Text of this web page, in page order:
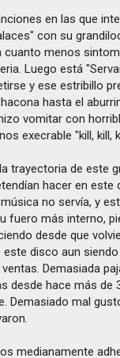
en las que
con su
cuanto menos
Luego está
y ese estribillo
hasta el
vomitar con
execrable "kill, kill,
trayectoria de este
hacer en este
no servía, y
fuero más interno,
desde que
disco aun
Demasiada
desde hace más de
Demasiado mal
medianamente